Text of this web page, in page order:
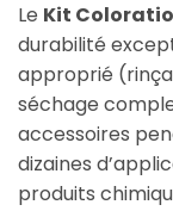
Le Kit
durabilité
approprié
séchage
accessoires
dizaines
produits